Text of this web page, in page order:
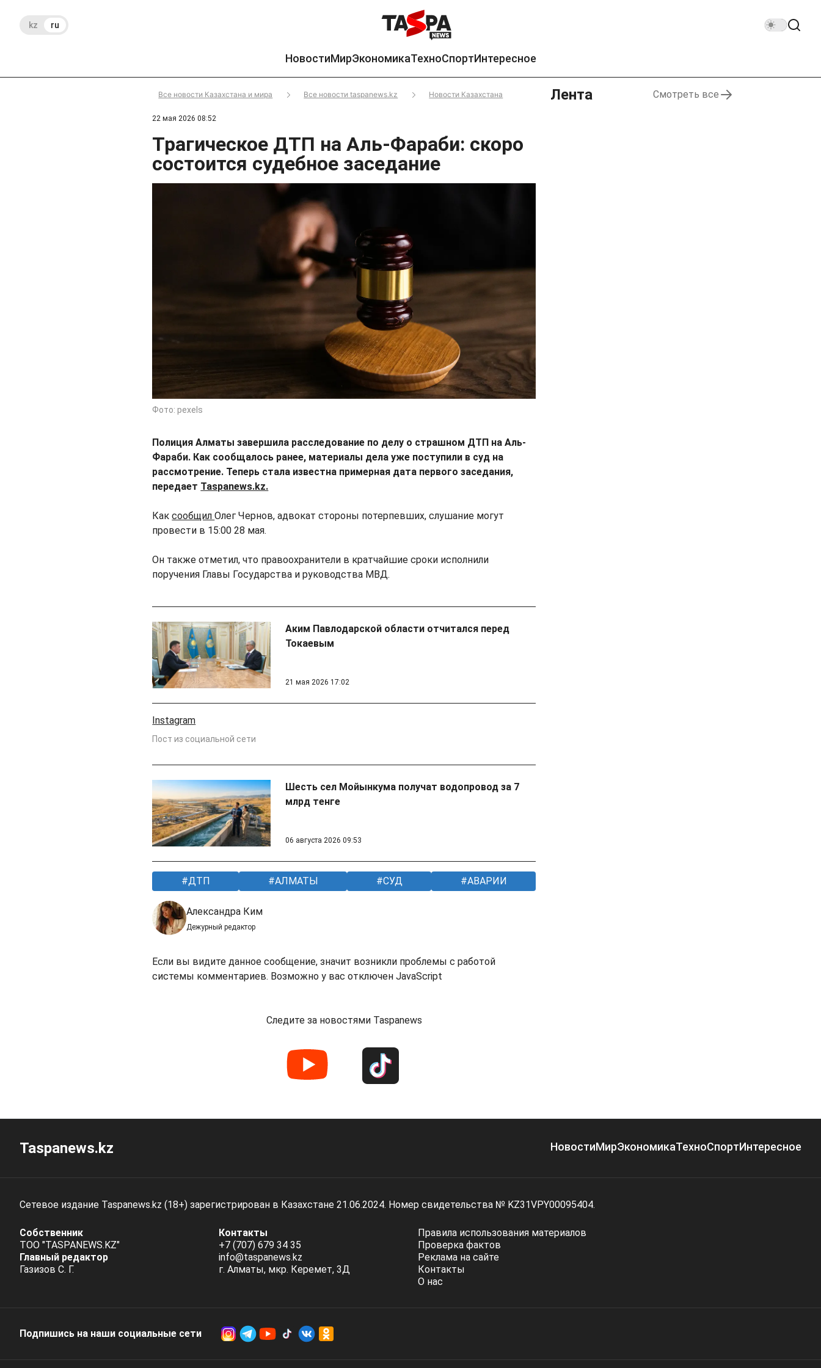
kz ru
НовостиМирЭкономикаТехноСпортИнтересное
Все новости Казахстана и мира Все новости taspanews.kz Новости Казахстана
22 мая 2026 08:52
Трагическое ДТП на Аль-Фараби: скоро
состоится судебное заседание
Фото: pexels
Полиция Алматы завершила расследование по делу о страшном ДТП на Аль-
Фараби. Как сообщалось ранее, материалы дела уже поступили в суд на
рассмотрение. Теперь стала известна примерная дата первого заседания,
передает Taspanews.kz.
КаксообщилОлег Чернов, адвокат стороны потерпевших, слушание могут
провести в 15:00 28 мая.
Он также отметил, что правоохранители в кратчайшие сроки исполнили
поручения Главы Государства и руководства МВД.
Аким Павлодарской области отчитался перед
Токаевым
21 мая 2026 17:02
Instagram
Пост из социальной сети
Шесть сел Мойынкума получат водопровод за 7
млрд тенге
06 августа 2026 09:53
ДТП АЛМАТЫ СУД АВАРИИ
Александра Ким
Дежурный редактор
Если вы видите данное сообщение, значит возникли проблемы с работой
системы комментариев. Возможно у вас отключен JavaScript
Следите за новостями Taspanews
Лента Смотреть все
Taspanews.kz НовостиМирЭкономикаТехноСпортИнтересное
Сетевое издание Taspanews.kz (18+) зарегистрирован в Казахстане 21.06.2024. Номер свидетельства № KZ31VPY00095404.
Собственник
ТОО "TASPANEWS.KZ"
Главный редактор
Газизов С. Г.
Контакты
+7 (707) 679 34 35
info@taspanews.kz
г. Алматы, мкр. Керемет, 3Д
Правила использования материалов
Проверка фактов
Реклама на сайте
Контакты
О нас
Подпишись на наши социальные cети